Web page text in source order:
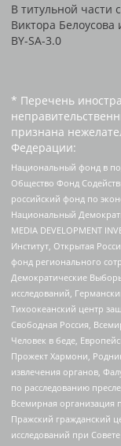
В титульной части
Виктора Белоусова
BY-SA-3.0
* Перечень
признана
Федерации:
Национальный фонд в
Общество Фонд
российский фонд по
Национальный
MEDIA DEVELOPMENT
Институт, Открытая
фонд регионального
Демократические
исследований,
Тихоокеанский центр
Свободная Россия,
Человек в беде,
Прожект Хармони,
извлечения органов,
по расследованию
Всемирная организация
Пражский гражданский
исследований при